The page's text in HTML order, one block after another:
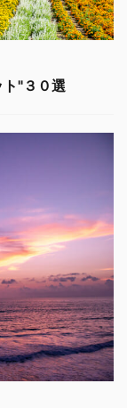
"３０選